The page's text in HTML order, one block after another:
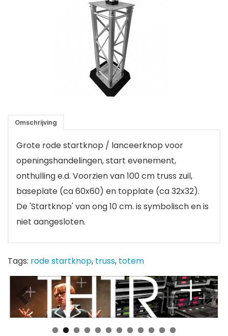
Omschrijving
Grote rode startknop / lanceerknop voor
openingshandelingen, start evenement,
onthulling e.d. Voorzien van 100 cm truss zuil,
baseplate (ca 60x60) en topplate (ca 32x32).
De 'Startknop' van ong 10 cm. is symbolisch en is
niet aangesloten.
Tags: rode startknop, truss, totem